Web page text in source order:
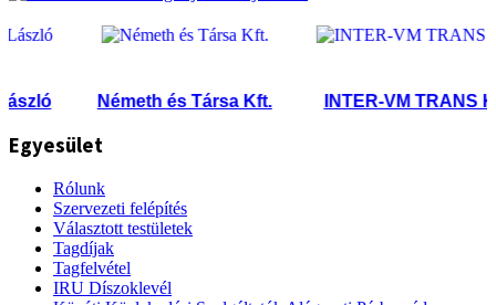
Németh és Társa Kft. INTER-VM TRANS Kft.
Egyesület
Rólunk
Szervezeti felépítés
Választott testületek
Tagdíjak
Tagfelvétel
IRU Díszoklevél